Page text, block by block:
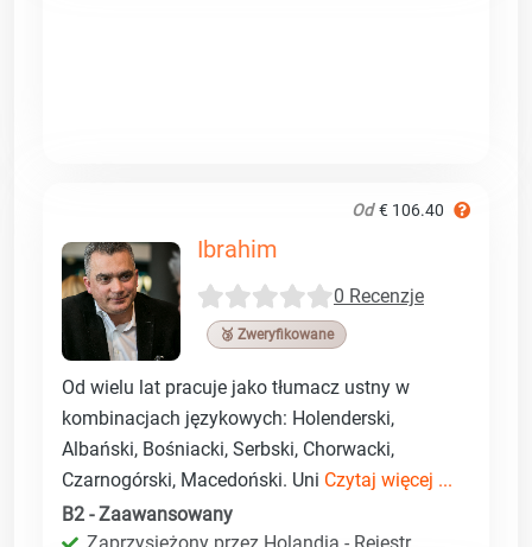
Od € 106.40
Ibrahim
0 Recenzje
🥉 Zweryfikowane
Od wielu lat pracuje jako tłumacz ustny w
kombinacjach językowych: Holenderski,
Albański, Bośniacki, Serbski, Chorwacki,
Czarnogórski, Macedoński. Uni Czytaj więcej ...
B2 - Zaawansowany